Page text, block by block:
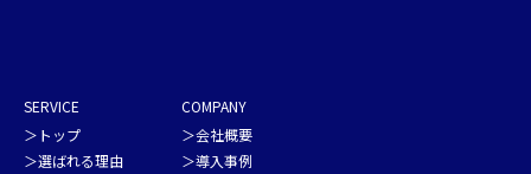
SERVICE
＞ トップ
＞選ばれる理由
COMPANY
＞会社概要
＞導入事例